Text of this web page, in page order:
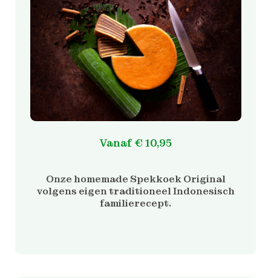
Vanaf€ 10,95
Onze homemade Spekkoek Original
volgens eigen traditioneel Indonesisch
familierecept.